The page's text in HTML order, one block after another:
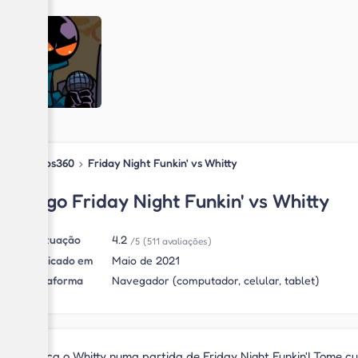
Jogos360 › Friday Night Funkin' vs Whitty
Jogo Friday Night Funkin' vs Whitty
Pontuação 4.2 /5 (511 avaliações)
Publicado em
Maio de 2021
Plataforma
Navegador (computador, celular, tablet)